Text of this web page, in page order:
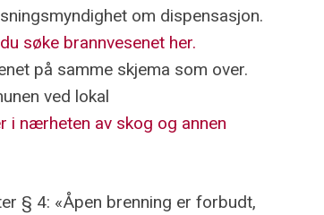
om dispensasjon.
søke brannvesenet her.
på samme skjema som over.
ved lokal
i nærheten av skog og annen
§ 4: «Åpen brenning er forbudt,